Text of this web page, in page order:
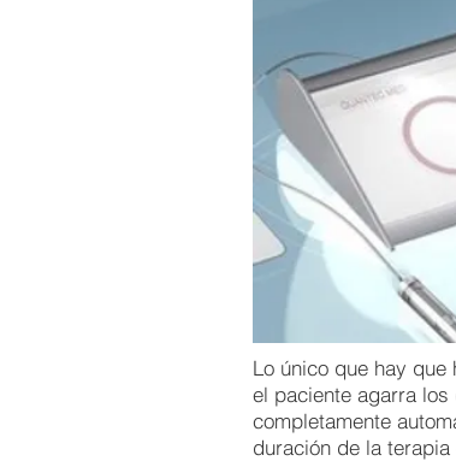
Lo único que hay
el paciente agarra
completamente
duración de la